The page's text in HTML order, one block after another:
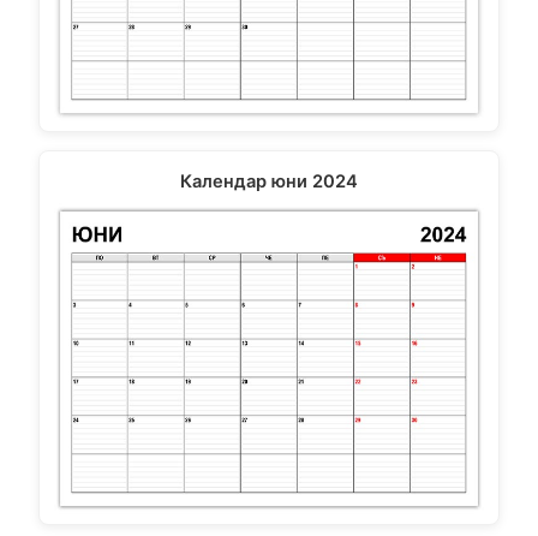
Календар юни 2024